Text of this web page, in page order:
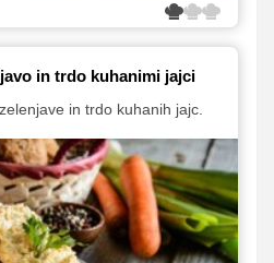
in trdo kuhanimi jajci
in trdo kuhanih jajc.